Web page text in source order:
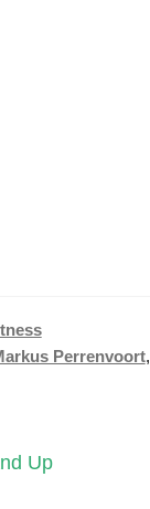
Perrenvoort,
Up